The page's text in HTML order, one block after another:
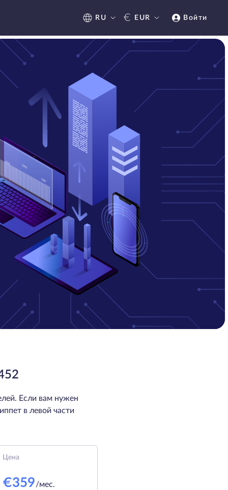
RU € EUR Войти
Если вам нужен
в левой части
Цена
€359/мес.